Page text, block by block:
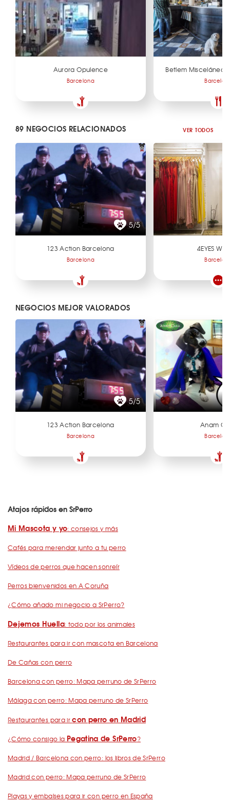
Aurora Opulence
Barcelona
Betlem Miscelánea
89 NEGOCIOS RELACIONADOS VER TODOS
5/5
123 Action Barcelona
Barcelona
4EYES
NEGOCIOS MEJOR VALORADOS
5/5
123 Action Barcelona
Barcelona
Anam
Atajos rápidos en SrPerro
Mi Mascota y yo: consejos y más
Cafés para merendar junto a tu perro
Vídeos de perros que hacen sonreír
Perros bienvenidos en A Coruña
¿Cómo añado mi negocio a SrPerro?
Dejemos Huella: todo por los animales
Restaurantes para ir con mascota en Barcelona
De Cañas con perro
Barcelona con perro: Mapa perruno de SrPerro
Málaga con perro: Mapa perruno de SrPerro
Restaurantes para ircon perro en Madrid
¿Cómo consigo la Pegatina de SrPerro?
Madrid / Barcelona con perro: los libros de SrPerro
Madrid con perro: Mapa perruno de SrPerro
Playas y embalses para ir con perro en España